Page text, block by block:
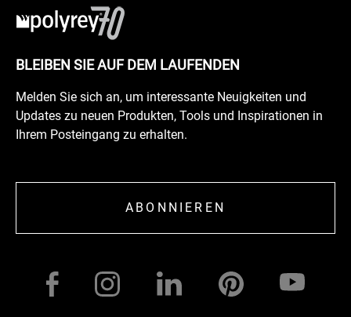
BLEIBEN SIE AUF DEM LAUFENDEN
Melden Sie sich an, um interessante Neuigkeiten und
Updates zu neuen Produkten, Tools und Inspirationen in
Ihrem Posteingang zu erhalten.
ABONNIEREN